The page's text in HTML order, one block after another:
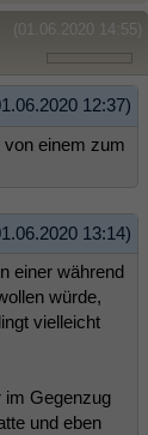
(01.06.2020 14:55)
12:37)
einem zum
13:14)
einer während
würde,
vielleicht
im Gegenzug
und eben